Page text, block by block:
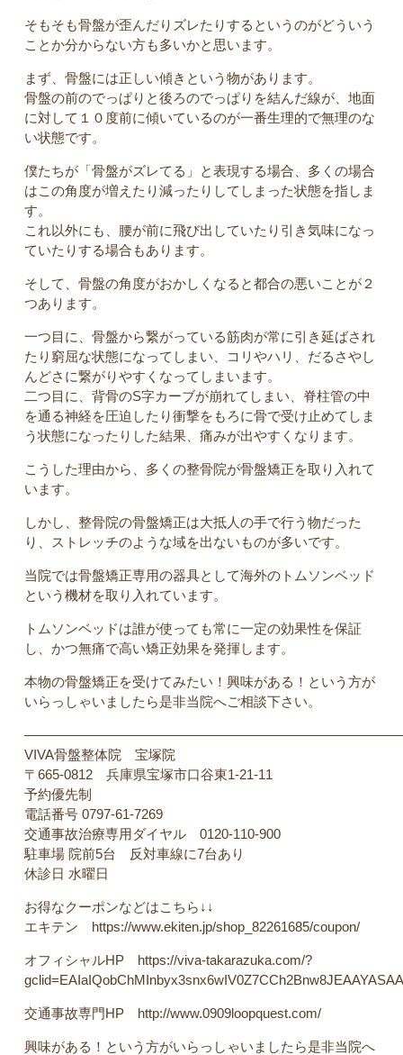
そもそも骨盤が歪んだりズレたりするというのがどういう
ことか分からない方も多いかと思います。
まず、骨盤には正しい傾きという物があります。
骨盤の前のでっぱりと後ろのでっぱりを結んだ線が、地面
に対して１０度前に傾いているのが一番生理的で無理のな
い状態です。
僕たちが「骨盤がズレてる」と表現する場合、多くの場合
はこの角度が増えたり減ったりしてしまった状態を指しま
す。
これ以外にも、腰が前に飛び出していたり引き気味になっ
ていたりする場合もあります。
そして、骨盤の角度がおかしくなると都合の悪いことが２
つあります。
一つ目に、骨盤から繋がっている筋肉が常に引き延ばされ
たり窮屈な状態になってしまい、コリやハリ、だるさやし
んどさに繋がりやすくなってしまいます。
二つ目に、背骨のS字カーブが崩れてしまい、脊柱管の中
を通る神経を圧迫したり衝撃をもろに骨で受け止めてしま
う状態になったりした結果、痛みが出やすくなります。
こうした理由から、多くの整骨院が骨盤矯正を取り入れて
います。
しかし、整骨院の骨盤矯正は大抵人の手で行う物だった
り、ストレッチのような域を出ないものが多いです。
当院では骨盤矯正専用の器具として海外のトムソンベッド
という機材を取り入れています。
トムソンベッドは誰が使っても常に一定の効果性を保証
し、かつ無痛で高い矯正効果を発揮します。
本物の骨盤矯正を受けてみたい！興味がある！という方が
いらっしゃいましたら是非当院へご相談下さい。
VIVA骨盤整体院 宝塚院
〒665-0812 兵庫県宝塚市口谷東1-21-11
予約優先制
電話番号 0797-61-7269
交通事故治療専用ダイヤル 0120-110-900
駐車場 院前5台 反対車線に7台あり
休診日 水曜日
お得なクーポンなどはこちら↓↓
エキテン https://www.ekiten.jp/shop_82261685/coupon/
オフィシャルHP https://viva-takarazuka.com/?
交通事故専門HP http://www.0909loopquest.com/
興味がある！という方がいらっしゃいましたら是非当院へ